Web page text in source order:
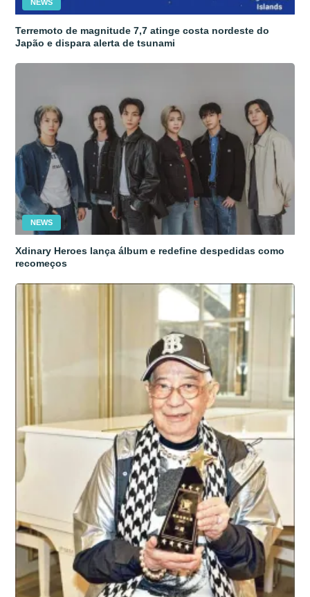
NEWS
Terremoto de magnitude 7,7 atinge costa nordeste do
Japão e dispara alerta de tsunami
NEWS
Xdinary Heroes lança álbum e redefine despedidas como
recomeços